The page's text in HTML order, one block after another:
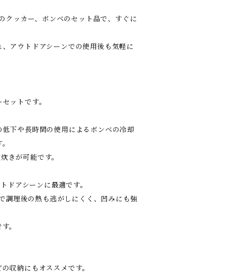
クッカー、ボンベのセット品で、すぐに
アウトドアシーンでの使用後も気軽に
ットです。
下や長時間の使用によるボンベの冷却
きが可能です。
ドアシーンに最適です。
調理後の熱も逃がしにくく、凹みにも強
。
収納にもオススメです。